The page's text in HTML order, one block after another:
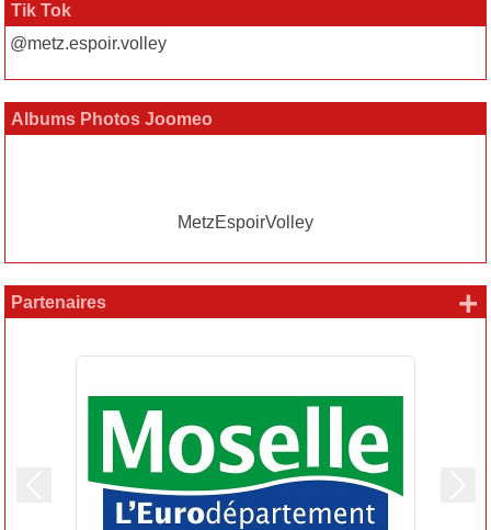
Tik Tok
@metz.espoir.volley
Albums Photos Joomeo
MetzEspoirVolley
Partenaires
Précedent
+